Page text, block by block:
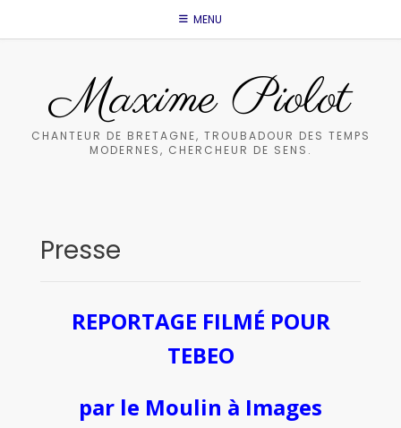
MENU
Maxime Piolot
CHANTEUR DE BRETAGNE, TROUBADOUR DES TEMPS
MODERNES, CHERCHEUR DE SENS.
Presse
REPORTAGE FILMÉ POUR
TEBEO
par le Moulin à Images